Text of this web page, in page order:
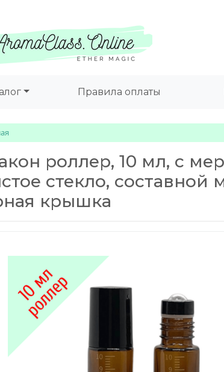
Правила оплаты
роллер, 10 мл, с
стекло, составной
крышка